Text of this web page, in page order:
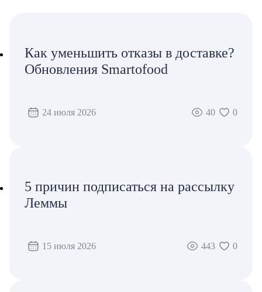
Как уменьшить отказы в доставке?
Обновления Smartofood
24 июля 2026 40 0
5 причин подписаться на рассылку
Леммы
15 июля 2026 443 0